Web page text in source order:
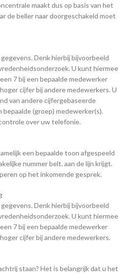
maakt dus op basis van het
de beller naar doorgeschakeld moet
Denk hierbij bijvoorbeeld
U kunt hiermee
7 bij een bepaalde medewerker
cijfer bij andere medewerkers. U
van andere cijfergebaseerde
(groep) medewerker(s).
over uw telefonie.
een bepaalde toon afgespeeld
nummer belt. aan de lijn krijgt.
op het inkomende gesprek.
Denk hierbij bijvoorbeeld
U kunt hiermee
7 bij een bepaalde medewerker
cijfer bij andere medewerkers.
staan? Het is belangrijk dat u het